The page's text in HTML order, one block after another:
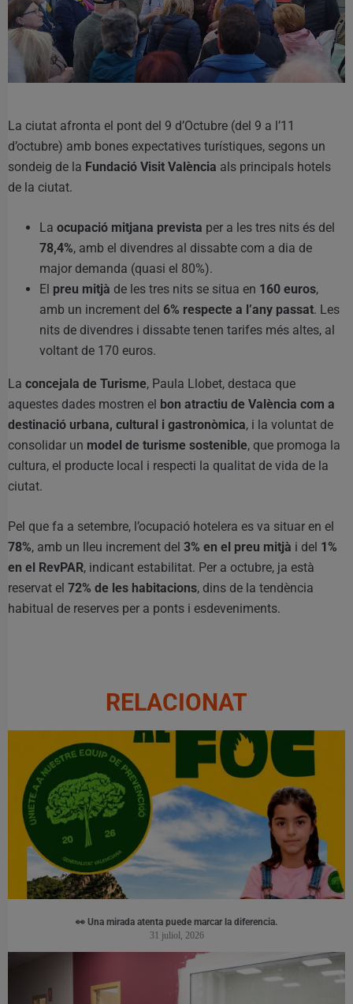
La ciutat afronta el pont del 9 d’Octubre (del 9 a l’11
d’octubre) amb bones expectatives turístiques, segons un
sondeig de la Fundació Visit València als principals hotels
de la ciutat.
La ocupació mitjana prevista per a les tres nits és del
78,4%, amb el divendres al dissabte com a dia de
major demanda (quasi el 80%).
El preu mitjà de les tres nits se situa en 160 euros,
amb un increment del 6% respecte a l’any passat. Les
nits de divendres i dissabte tenen tarifes més altes, al
voltant de 170 euros.
La concejala de Turisme, Paula Llobet, destaca que
aquestes dades mostren el bon atractiu de València com a
destinació urbana, cultural i gastronòmica, i la voluntat de
consolidar un model de turisme sostenible, que promoga la
cultura, el producte local i respecti la qualitat de vida de la
ciutat.
Pel que fa a setembre, l’ocupació hotelera es va situar en el
78%, amb un lleu increment del 3% en el preu mitjà i del 1%
en el RevPAR, indicant estabilitat. Per a octubre, ja està
reservat el 72% de les habitacions, dins de la tendència
habitual de reserves per a ponts i esdeveniments.
RELACIONAT
👀 Una mirada atenta puede marcar la diferencia.
31 juliol, 2026